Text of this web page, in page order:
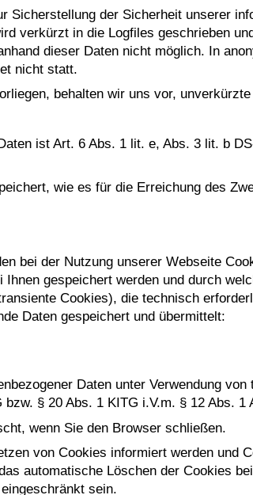
Sicherstellung der Sicherheit unserer
verkürzt in die Logfiles geschrieben
dieser Daten nicht möglich. In
nicht statt.
behalten wir uns vor,
ist Art. 6 Abs. 1 lit. e, Abs. 3 lit. b
wie es für die Erreichung des
bei der Nutzung unserer Webseite
gespeichert werden und durch
Cookies), die technisch
Daten gespeichert und übermittelt:
Daten unter Verwendung
§ 20 Abs. 1 KITG i.V.m. § 12 Abs. 1
wenn Sie den Browser schließen.
von Cookies informiert werden und
automatische Löschen der Cookies
sein.